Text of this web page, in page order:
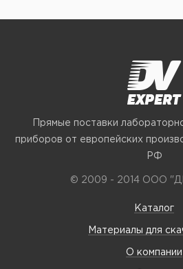
Прямые поставки
приборов от европейских
РФ
© 2009 - 2014 ООО
Каталог
Материалы для
О компании